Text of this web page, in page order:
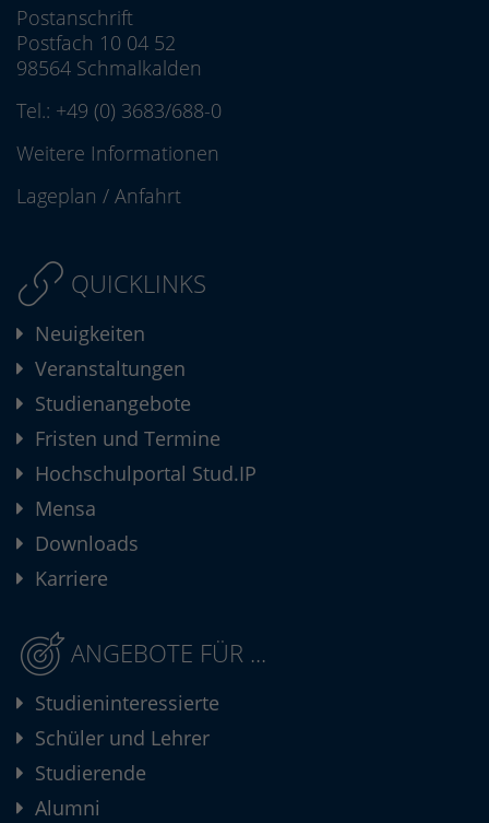
Postanschrift
Postfach 10 04 52
98564 Schmalkalden
Tel.: +49 (0) 3683/688-0
Weitere Informationen
Lageplan / Anfahrt
QUICKLINKS
Neuigkeiten
Veranstaltungen
Studienangebote
Fristen und Termine
Hochschulportal Stud.IP
Mensa
Downloads
Karriere
ANGEBOTE FÜR ...
Studieninteressierte
Schüler und Lehrer
Studierende
Alumni